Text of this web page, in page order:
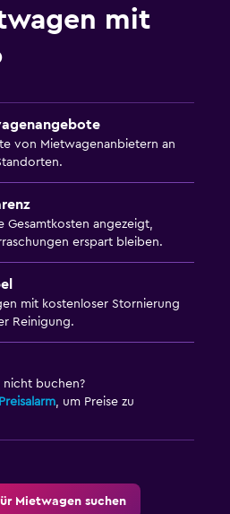
mit
von Mietwagenanbietern an
Gesamtkosten angezeigt,
erspart bleiben.
mit kostenloser Stornierung
Reinigung.
nicht buchen?
, um Preise zu
Mietwagen suchen